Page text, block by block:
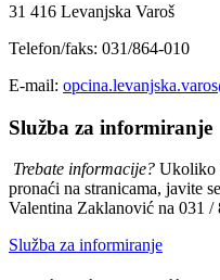
31 416 Levanjska Varoš
Telefon/faks: 031/864-010
E-mail:
Služba za informiranje
Trebate informacije? Ukoliko
pronaći na stranicama, javite
Valentina Zaklanović na 031 /
Služba za informiranje